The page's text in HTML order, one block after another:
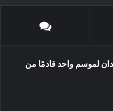
لموسم واحد قادمًا من